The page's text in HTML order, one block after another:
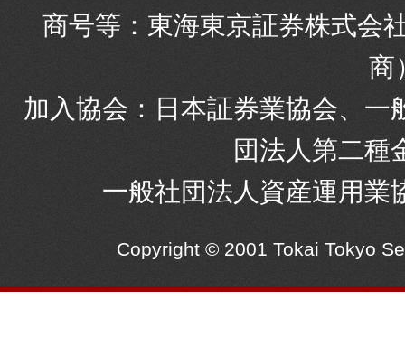
商号等：東海東京証券株式会
商
加入協会：日本証券業協会、
団法人第二種
一般社団法人資産運用業
Copyright © 2001 Tokai Tokyo